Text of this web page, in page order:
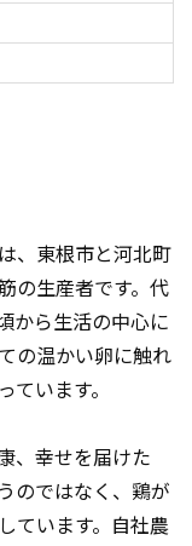
、東根市と河北町
の生産者です。代
から生活の中心に
の温かい卵に触れ
います。
、幸せを届けた
のではなく、鶏が
ています。自社農